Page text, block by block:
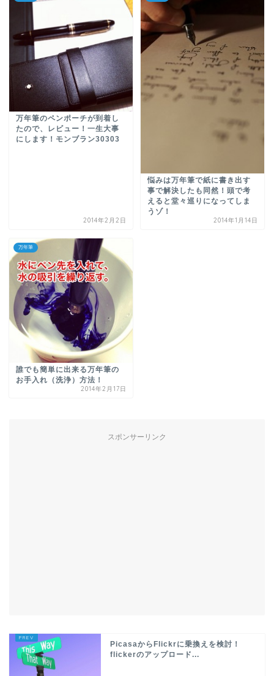
万年筆のペンポーチが到着し
たので、レビュー！一生大事
にします！モンブラン30303
2014年2月2日
悩みは万年筆で紙に書き出す
事で解決したも同然！頭で考
えると堂々巡りになってしま
うゾ！
2014年1月14日
万年筆
誰でも簡単に出来る万年筆の
お手入れ（洗浄）方法！
2014年2月17日
スポンサーリンク
PicasaからFlickrに乗換えを検討！
flickerのアップロード...